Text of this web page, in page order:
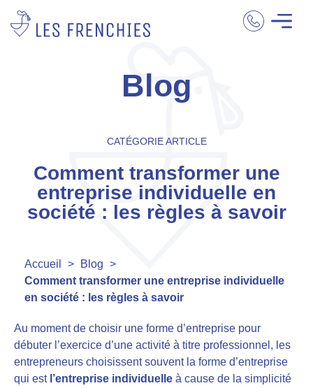
Blog
CATÉGORIE ARTICLE
Comment transformer une
entreprise individuelle en
société : les règles à savoir
Accueil > Blog >
Comment transformer une entreprise individuelle
en société : les règles à savoir
Au moment de choisir une forme d’entreprise pour
débuter l’exercice d’une activité à titre professionnel, les
entrepreneurs choisissent souvent la forme d’entreprise
qui est l’entreprise individuelle à cause de la simplicité